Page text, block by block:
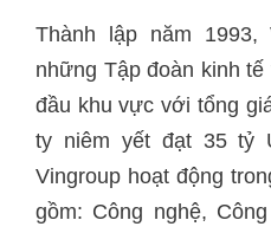
Thành lập năm 1993,
những Tập đoàn kinh
đầu khu vực với tổng
ty niêm yết đạt 35 tỷ
Vingroup hoạt động
gồm: Công nghệ,